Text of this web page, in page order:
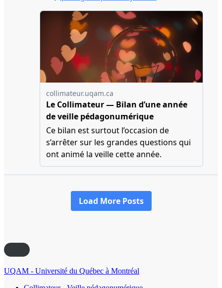
UQAM - Université du Québec à Montréal